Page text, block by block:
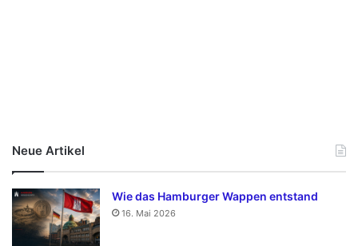
Neue Artikel
Wie das Hamburger Wappen entstand
16. Mai 2026